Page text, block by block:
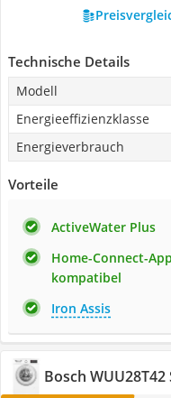
Technische Details
Modell
Energieeffizienzklasse
Energieverbrauch
Vorteile
ActiveWater Plus
Home-Connect-App
kompatibel
Iron Assis
Bosch WUU28T42